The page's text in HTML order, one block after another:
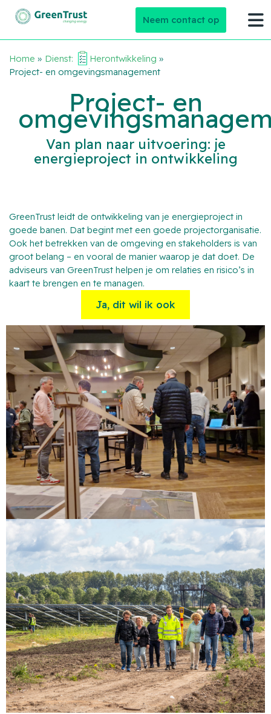
Neem contact op
Home » Dienst: Herontwikkeling »
Project- en omgevingsmanagement
Project- en
Van plan naar uitvoering: je
energieproject in ontwikkeling
GreenTrust leidt de ontwikkeling van je energieproject in
goede banen. Dat begint met een goede projectorganisatie.
Ook het betrekken van de omgeving en stakeholders is van
groot belang – en vooral de manier waarop je dat doet. De
adviseurs van GreenTrust helpen je om relaties en risico’s in
kaart te brengen en te managen.
Ja, dit wil ik ook